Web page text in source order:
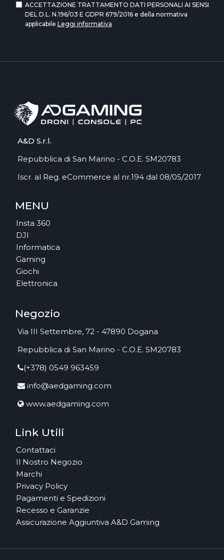
ACCETTAZIONE TRATTAMENTO DATI PERSONALI AI SENSI
DEL D.L. N.196/03 E GDPR 679/2016 e della normativa
applicabile Leggi informativa
A&D S.r.l.
Repubblica di San Marino - C.O.E. SM20783
Iscr. al Reg. eCommerce al nr.194 dal 08/05/2017
MENU
Insta 360
DJI
Informatica
Gaming
Giochi
Elettronica
Negozio
Via III Settembre, 72 - 47890 Dogana
Repubblica di San Marino - C.O.E. SM20783
(+378) 0549 963459
info@aedgaming.com
www.aedgaming.com
Link Utili
Contattaci
Il Nostro Negozio
Marchi
Privacy Policy
Pagamenti e Spedizioni
Recesso e Garanzie
Assicurazione Aggiuntiva A&D Gaming